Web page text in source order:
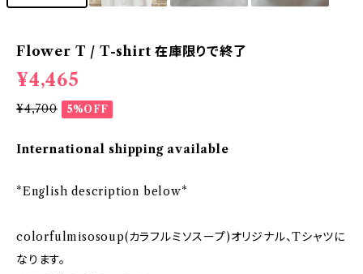
Flower T / T-shirt 在庫限りで終了
¥4,465
¥4,700 5%OFF
International shipping available
*English description below*
colorfulmisosoup(カラフルミソスープ)オリジナル、Tシャツに
なります。